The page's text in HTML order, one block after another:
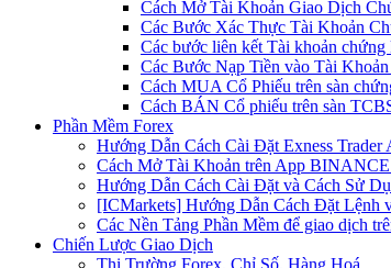
Cách Mở Tài Khoản Giao Dịch
Các Bước Xác Thực Tài Khoản
Các bước liên kết Tài khoản
Các Bước Nạp Tiền vào Tài
Cách MUA Cổ Phiếu trên sàn
Cách BÁN Cổ phiếu trên sàn
Phần Mềm Forex
Hướng Dẫn Cách Cài Đặt Exness
Cách Mở Tài Khoản trên App
Hướng Dẫn Cách Cài Đặt và Cách Sử
[ICMarkets] Hướng Dẫn Cách Đặt Lệnh
Các Nền Tảng Phần Mềm để giao dịch
Chiến Lược Giao Dịch
Thị Trường Forex, Chỉ Số, Hàng Hoá